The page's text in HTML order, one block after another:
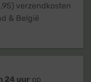
verzendkosten
& België
24 uur op